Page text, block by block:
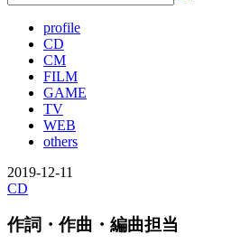
profile
CD
CM
FILM
GAME
TV
WEB
others
2019-12-11
CD
作詞・作曲・編曲担当